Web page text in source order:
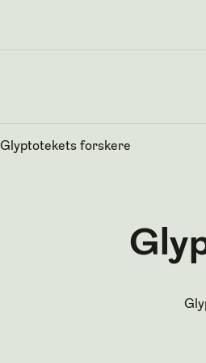
Glyptotekets forskere